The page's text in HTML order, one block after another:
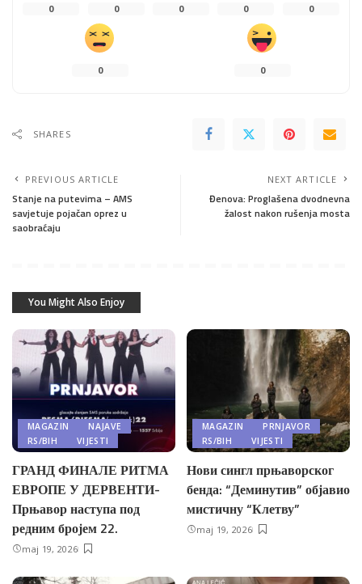
0 0 0 0 0
0 0
SHARES
PREVIOUS ARTICLE
Stanje na putevima – AMS
savjetuje pojačan oprez u
saobraćaju
NEXT ARTICLE
Đenova: Proglašena dvodnevna
žalost nakon rušenja mosta
You Might Also Enjoy
MAGAZIN
NAJAVE
RS/BIH
VIJESTI
ГРАНД ФИНАЛЕ РИТМА
ЕВРОПЕ У ДЕРВЕНТИ-
Прњавор наступа под
редним бројем 22.
maj 19, 2026
MAGAZIN
PRNJAVOR
RS/BIH
VIJESTI
Нови сингл прњаворског
бенда: “Деминутив” објавио
мистичну “Клетву”
maj 19, 2026